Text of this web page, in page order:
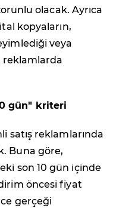
olacak. Ayrıca
kopyaların,
veya
reklamlarda
gün" kriteri
satış reklamlarında
Buna göre,
son 10 gün içinde
öncesi fiyat
gerçeği